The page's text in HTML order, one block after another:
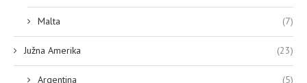
Malta (7)
Južna Amerika (23)
Argentina (5)